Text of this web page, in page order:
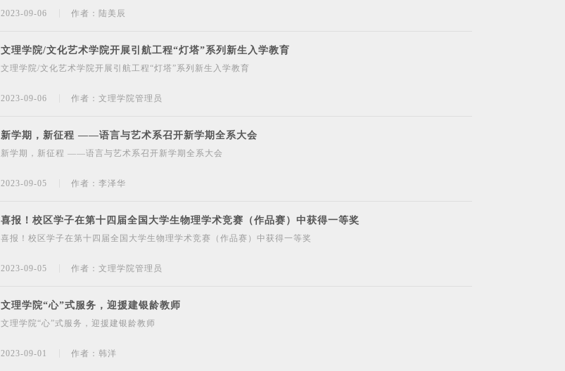
2023-09-06 作者：陆美辰
文理学院/文化艺术学院开展引航工程“灯塔”系列新生入学教育
文理学院/文化艺术学院开展引航工程“灯塔”系列新生入学教育
2023-09-06 作者：文理学院管理员
新学期，新征程 ——语言与艺术系召开新学期全系大会
新学期，新征程 ——语言与艺术系召开新学期全系大会
2023-09-05 作者：李泽华
喜报！校区学子在第十四届全国大学生物理学术竞赛（作品赛）中获得一等奖
喜报！校区学子在第十四届全国大学生物理学术竞赛（作品赛）中获得一等奖
2023-09-05 作者：文理学院管理员
文理学院“心”式服务，迎援建银龄教师
文理学院“心”式服务，迎援建银龄教师
2023-09-01 作者：韩洋